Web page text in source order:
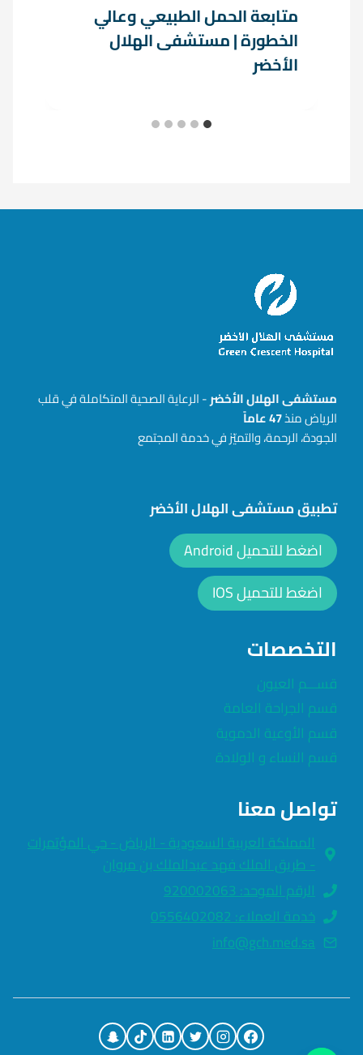
متابعة الحمل الطبيعي وعالي
الخطورة | مستشفى الهلال
الأخضر
مستشفى الهلال الأخضر- الرعاية الصحية المتكاملة في قلب
الرياض منذ47عاماً
الجودة، الرحمة، والتميّز في خدمة المجتمع
تطبيق مستشفى الهلال الأخضر
اضغط للتحميل Android
اضغط للتحميل IOS
التخصصات
قســـم العيون
قسم الجراحة العامة
قسم الأوعية الدموية
قسم النساء و الولادة
تواصل معنا
المملكة العربية السعودية - الرياض - حي المؤتمرات
- طريق الملك فهد عبدالملك بن مروان
الرقم الموحد: 920002063
خدمة العملاء: 0556402082
info@gch.med.sa